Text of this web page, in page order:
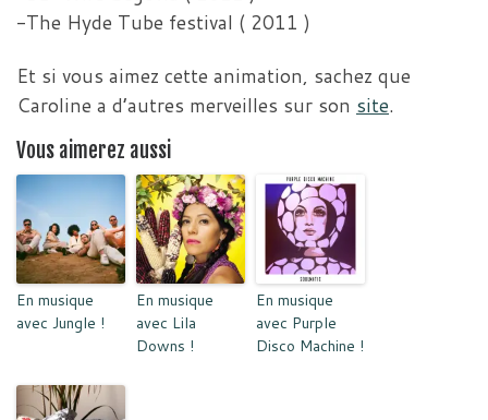
-The Hyde Tube festival ( 2011 )
Et si vous aimez cette animation, sachez que
Caroline a d’autres merveilles sur son site.
Vous aimerez aussi
En musique
avec Jungle !
En musique
avec Lila
Downs !
En musique
avec Purple
Disco Machine !